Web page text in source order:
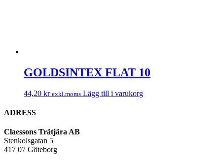
GOLDSINTEX FLAT 10
44,20 kr exkl.moms Lägg till i varukorg
ADRESS
Claessons Trätjära AB
Stenkolsgatan 5
417 07 Göteborg